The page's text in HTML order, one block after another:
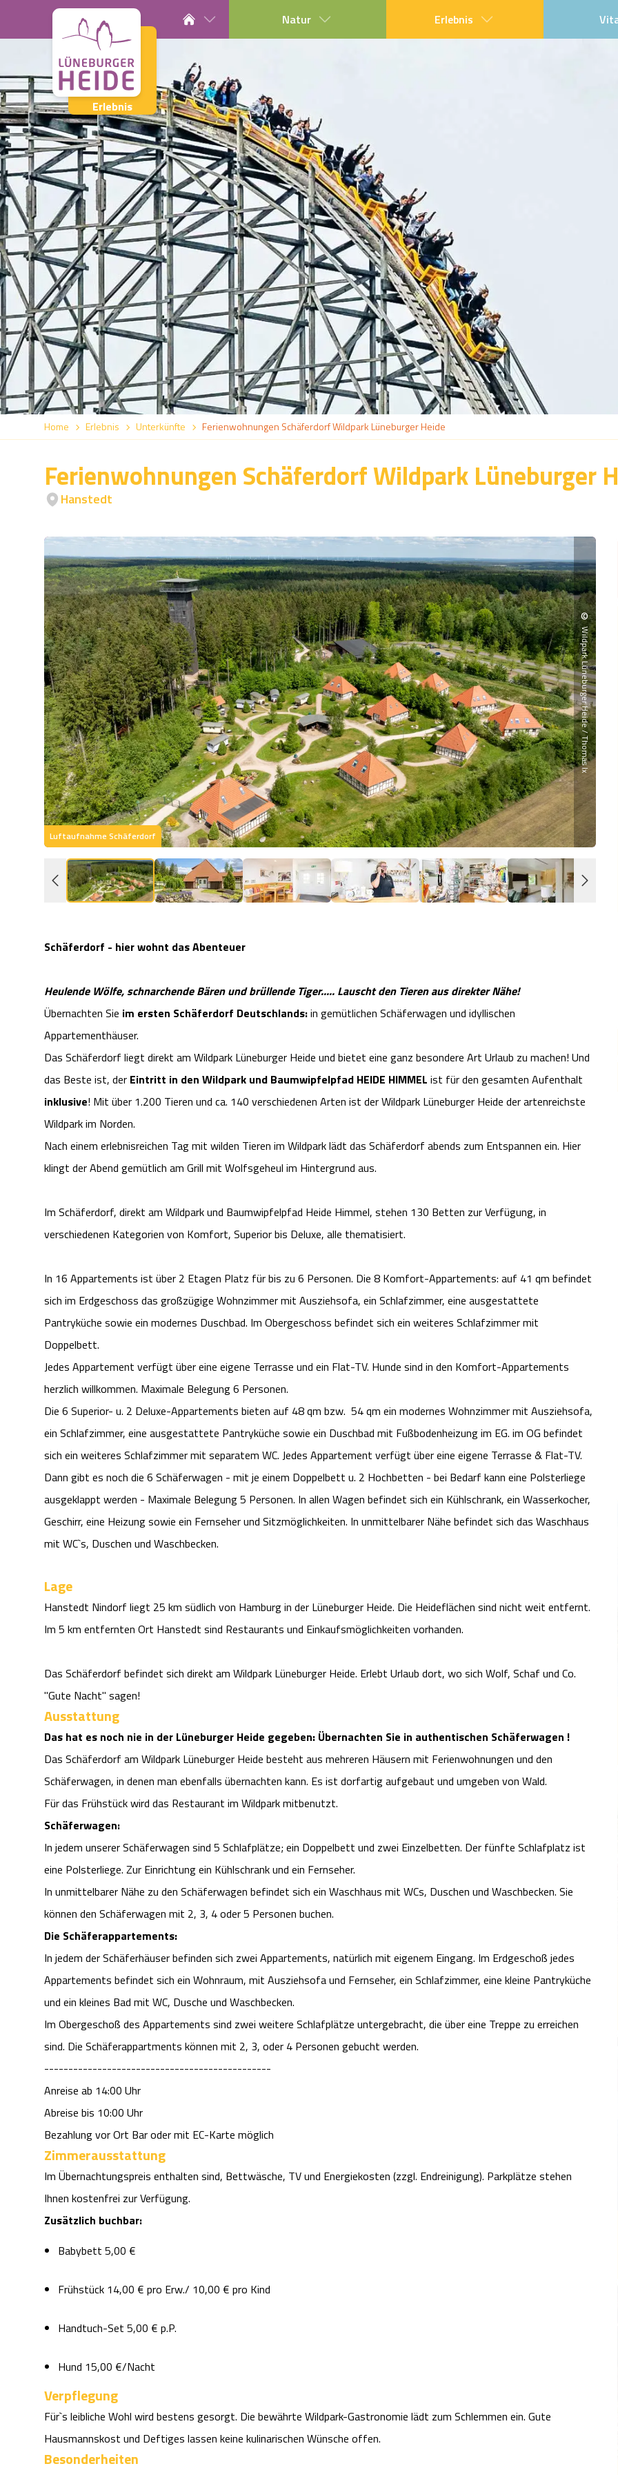
Erlebnis
Natur Erlebnis
Home Erlebnis Unterkünfte Ferienwohnungen Schäferdorf Wildpark Lüneburger Heide
Ferienwohnungen Schäferdorf Wildpark Lüneburger
Hanstedt
Luftaufnahme Schäferdorf
©
Wildpark Lüneburger Heide / Thomas Ix
Schäferdorf - hier wohnt das Abenteuer
Heulende Wölfe, schnarchende Bären und brüllende Tiger..... Lauscht den Tieren aus direkter Nähe!
Übernachten Sie im ersten Schäferdorf Deutschlands:in gemütlichen Schäferwagen und idyllischen
Appartementhäuser.
Das Schäferdorf liegt direkt am Wildpark Lüneburger Heide und bietet eine ganz besondere Art Urlaub zu machen! Und
das Beste ist, der Eintritt in den Wildpark und Baumwipfelpfad HEIDE HIMMEL ist für den gesamten Aufenthalt
inklusive! Mit über 1.200 Tieren und ca. 140 verschiedenen Arten ist der Wildpark Lüneburger Heide der artenreichste
Wildpark im Norden.
Nach einem erlebnisreichen Tag mit wilden Tieren im Wildpark lädt das Schäferdorf abends zum Entspannen ein. Hier
klingt der Abend gemütlich am Grill mit Wolfsgeheul im Hintergrund aus.
Im Schäferdorf, direkt am Wildpark und Baumwipfelpfad Heide Himmel, stehen 130 Betten zur Verfügung, in
verschiedenen Kategorien von Komfort, Superior bis Deluxe, alle thematisiert.
In 16 Appartements ist über 2 Etagen Platz für bis zu 6 Personen. Die 8 Komfort-Appartements: auf 41 qm befindet
sich im Erdgeschoss das großzügige Wohnzimmer mit Ausziehsofa, ein Schlafzimmer, eine ausgestattete
Pantryküche sowie ein modernes Duschbad. Im Obergeschoss befindet sich ein weiteres Schlafzimmer mit
Doppelbett.
Jedes Appartement verfügt über eine eigene Terrasse und ein Flat-TV. Hunde sind in den Komfort-Appartements
herzlich willkommen. Maximale Belegung 6 Personen.
Die 6 Superior- u. 2 Deluxe-Appartements bieten auf 48 qm bzw. 54 qm ein modernes Wohnzimmer mit Ausziehsofa,
ein Schlafzimmer, eine ausgestattete Pantryküche sowie ein Duschbad mit Fußbodenheizung im EG. im OG befindet
sich ein weiteres Schlafzimmer mit separatem WC. Jedes Appartement verfügt über eine eigene Terrasse & Flat-TV.
Dann gibt es noch die 6 Schäferwagen - mit je einem Doppelbett u. 2 Hochbetten - bei Bedarf kann eine Polsterliege
ausgeklappt werden - Maximale Belegung 5 Personen. In allen Wagen befindet sich ein Kühlschrank, ein Wasserkocher,
Geschirr, eine Heizung sowie ein Fernseher und Sitzmöglichkeiten. In unmittelbarer Nähe befindet sich das Waschhaus
mit WC`s, Duschen und Waschbecken.
Lage
Hanstedt Nindorf liegt 25 km südlich von Hamburg in der Lüneburger Heide. Die Heideflächen sind nicht weit entfernt.
Im 5 km entfernten Ort Hanstedt sind Restaurants und Einkaufsmöglichkeiten vorhanden.
Das Schäferdorf befindet sich direkt am Wildpark Lüneburger Heide. Erlebt Urlaub dort, wo sich Wolf, Schaf und Co.
"Gute Nacht" sagen!
Ausstattung
Das hat es noch nie in der Lüneburger Heide gegeben: Übernachten Sie in authentischen Schäferwagen !
Das Schäferdorf am Wildpark Lüneburger Heide besteht aus mehreren Häusern mit Ferienwohnungen und den
Schäferwagen, in denen man ebenfalls übernachten kann. Es ist dorfartig aufgebaut und umgeben von Wald.
Für das Frühstück wird das Restaurant im Wildpark mitbenutzt.
Schäferwagen:
In jedem unserer Schäferwagen sind 5 Schlafplätze; ein Doppelbett und zwei Einzelbetten. Der fünfte Schlafplatz ist
eine Polsterliege. Zur Einrichtung ein Kühlschrank und ein Fernseher.
In unmittelbarer Nähe zu den Schäferwagen befindet sich ein Waschhaus mit WCs, Duschen und Waschbecken. Sie
können den Schäferwagen mit 2, 3, 4 oder 5 Personen buchen.
Die Schäferappartements:
In jedem der Schäferhäuser befinden sich zwei Appartements, natürlich mit eigenem Eingang. Im Erdgeschoß jedes
Appartements befindet sich ein Wohnraum, mit Ausziehsofa und Fernseher, ein Schlafzimmer, eine kleine Pantryküche
und ein kleines Bad mit WC, Dusche und Waschbecken.
Im Obergeschoß des Appartements sind zwei weitere Schlafplätze untergebracht, die über eine Treppe zu erreichen
sind. Die Schäferappartments können mit 2, 3, oder 4 Personen gebucht werden.
-----------------------------------------------
Anreise ab 14:00 Uhr
Abreise bis 10:00 Uhr
Bezahlung vor Ort Bar oder mit EC-Karte möglich
Zimmerausstattung
Im Übernachtungspreis enthalten sind, Bettwäsche, TV und Energiekosten (zzgl. Endreinigung). Parkplätze stehen
Ihnen kostenfrei zur Verfügung.
Zusätzlich buchbar:
Babybett 5,00 €
Frühstück 14,00 € pro Erw./ 10,00 € pro Kind
Handtuch-Set 5,00 € p.P.
Hund 15,00 €/Nacht
Verpflegung
Für`s leibliche Wohl wird bestens gesorgt. Die bewährte Wildpark-Gastronomie lädt zum Schlemmen ein. Gute
Hausmannskost und Deftiges lassen keine kulinarischen Wünsche offen.
Besonderheiten